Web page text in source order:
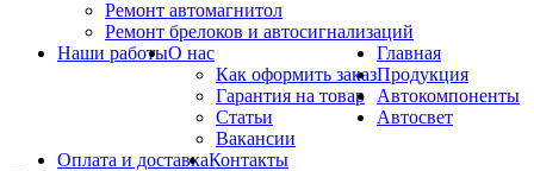
Ремонт автомагнитол
Ремонт брелоков и автосигнализаций
Наши работыО нас
Как оформить заказ
Гарантия на товар
Статьи
Вакансии
Оплата и доставкаКонтакты
Главная
Продукция
Автокомпоненты
Автосвет